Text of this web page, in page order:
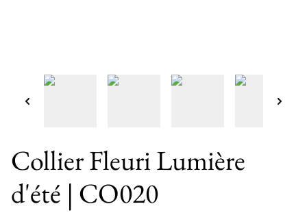
Collier Fleuri Lumière
d'été | CO020